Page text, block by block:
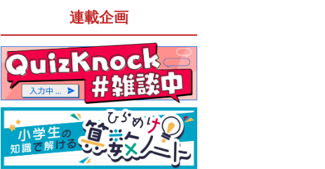
連載企画